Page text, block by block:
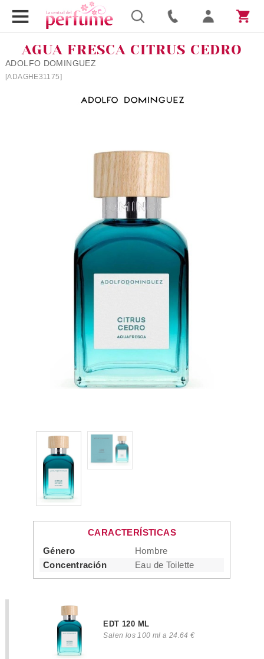
AGUA FRESCA CITRUS CEDRO
ADOLFO DOMINGUEZ
[ADAGHE31175]
CARACTERÍSTICAS
Género
Hombre
Concentración
Eau de Toilette
EDT 120 ML
Salen los 100 ml a 24.64 €